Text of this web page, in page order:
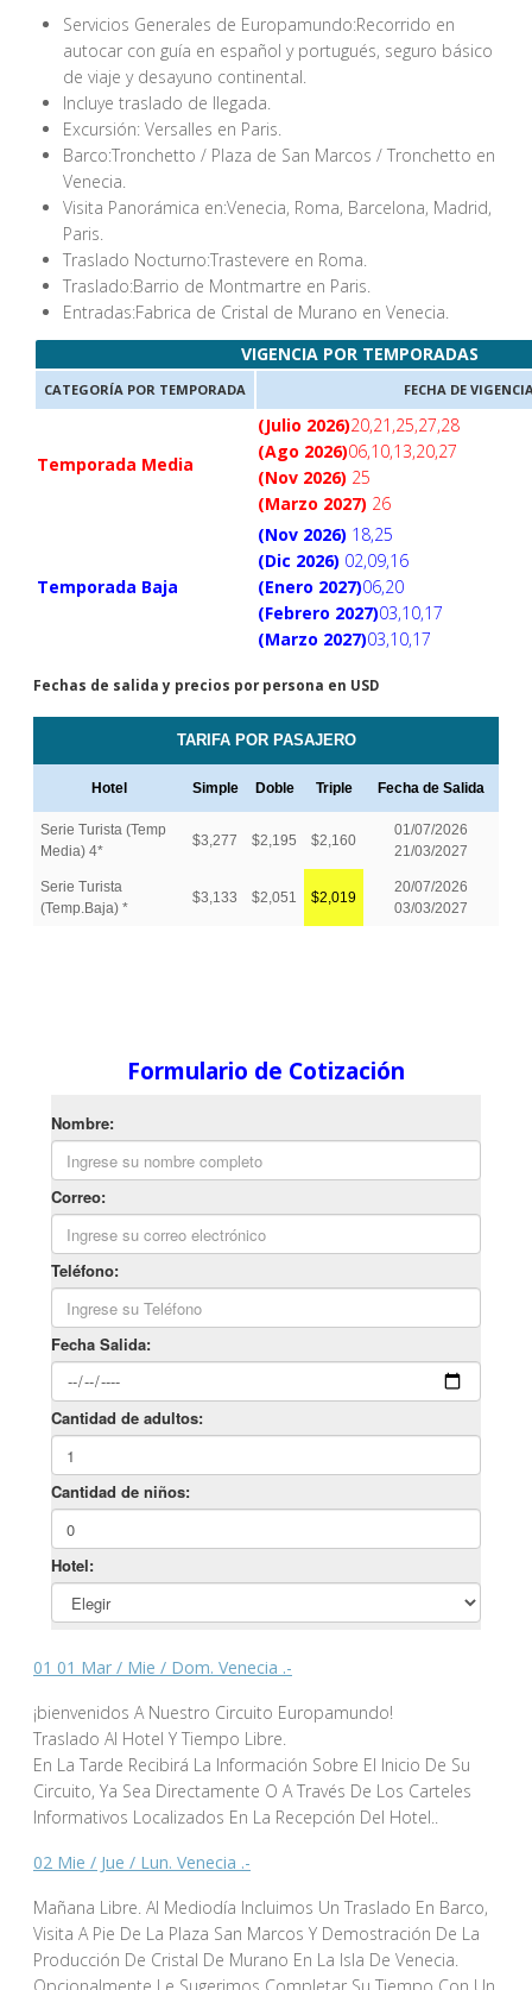
Servicios Generales de Europamundo:Recorrido en
autocar con guía en español y portugués, seguro básico
de viaje y desayuno continental.
Incluye traslado de llegada.
Excursión: Versalles en Paris.
Barco:Tronchetto / Plaza de San Marcos / Tronchetto en
Venecia.
Visita Panorámica en:Venecia, Roma, Barcelona, Madrid,
Paris.
Traslado Nocturno:Trastevere en Roma.
Traslado:Barrio de Montmartre en Paris.
Entradas:Fabrica de Cristal de Murano en Venecia.
VIGENCIA POR TEMPORADAS
CATEGORÍA POR TEMPORADA FECHA DE
Temporada Media
(Julio 2026)20,21,25,27,28
(Ago 2026)06,10,13,20,27
(Nov 2026) 25
(Marzo 2027) 26
Temporada Baja
(Nov 2026) 18,25
(Dic 2026) 02,09,16
(Enero 2027)06,20
(Febrero 2027)03,10,17
(Marzo 2027)03,10,17
Fechas de salida y precios por persona en USD
Formulario de Cotización
01 01 Mar / Mie / Dom. Venecia .-
¡bienvenidos A Nuestro Circuito Europamundo!
Traslado Al Hotel Y Tiempo Libre.
En La Tarde Recibirá La Información Sobre El Inicio De Su
Circuito, Ya Sea Directamente O A Través De Los Carteles
Informativos Localizados En La Recepción Del Hotel..
02 Mie / Jue / Lun. Venecia .-
Mañana Libre. Al Mediodía Incluimos Un Traslado En Barco,
Visita A Pie De La Plaza San Marcos Y Demostración De La
Producción De Cristal De Murano En La Isla De Venecia.